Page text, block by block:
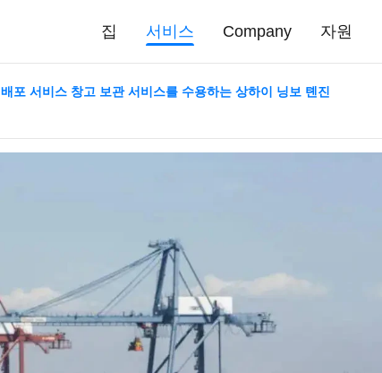
집 서비스 Company 자원
배포 서비스 창고 보관 서비스를 수용하는 상하이 닝보 톈진